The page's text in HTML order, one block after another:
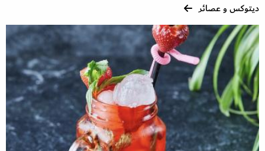
ديتوكس و عصائر